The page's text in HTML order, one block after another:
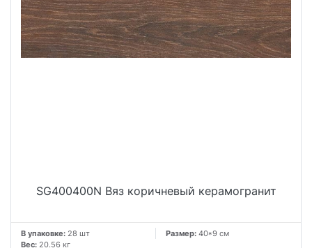
SG400400N Вяз коричневый керамогранит
В упаковке: 28 шт Размер: 40*9 см
Вес: 20.56 кг